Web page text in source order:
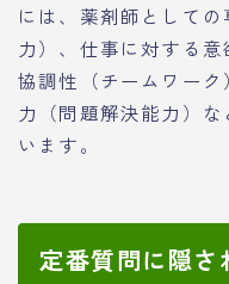
には、薬剤師として
力）、仕事に対する
協調性（チームワー
力（問題解決能力）
います。
定番質問に隠さ